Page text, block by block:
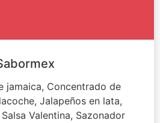
jamaica, Concentrado de
Jalapeños en lata,
Valentina, Sazonador